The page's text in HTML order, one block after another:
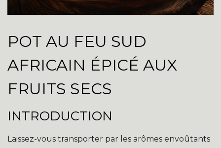
POT AU FEU SUD
AFRICAIN ÉPICÉ AUX
FRUITS SECS
INTRODUCTION
Laissez-vous transporter par les arômes envoûtants